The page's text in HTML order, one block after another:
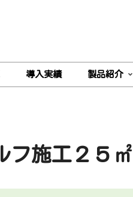
導入実績 製品紹介
フ施工２５㎡